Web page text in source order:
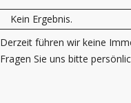
Kein Ergebnis.
Derzeit führen wir keine
Fragen Sie uns bitte